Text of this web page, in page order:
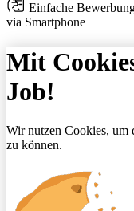
Einfache
via Smartphone
Mit
Job!
Wir nutzen Cookies, um
zu können.